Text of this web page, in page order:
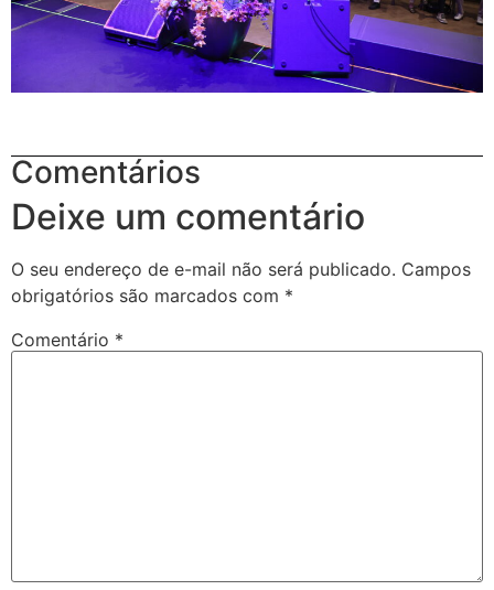
Comentários
Deixe um comentário
O seu endereço de e-mail não será publicado. Campos
obrigatórios são marcados com *
Comentário *